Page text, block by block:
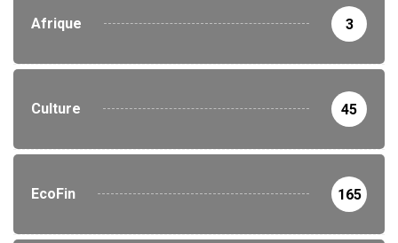
Afrique 3
Culture 45
EcoFin 165